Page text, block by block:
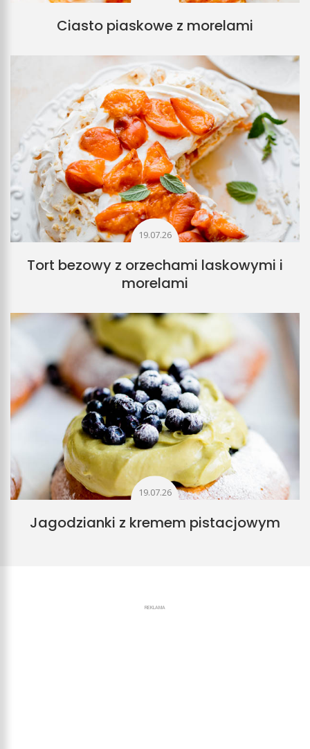
Ciasto piaskowe z morelami
19.07.26
Tort bezowy z orzechami laskowymi i
morelami
19.07.26
Jagodzianki z kremem pistacjowym
REKLAMA